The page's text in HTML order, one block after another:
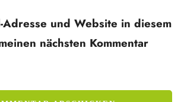
Adresse und Website in diesem
nächsten Kommentar